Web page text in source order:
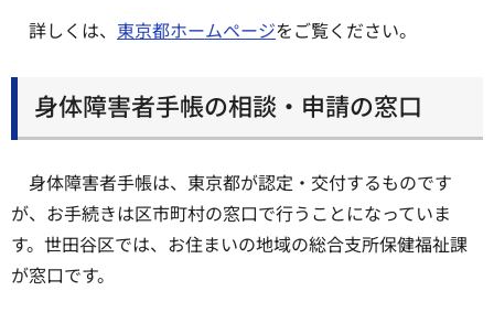
詳しくは、 東京都ホームページをご覧ください。
身体障害者手帳の相談・申請の窓口
身体障害者手帳は、東京都が認定・交付するものです
が、お手続きは区市町村の窓口で行うことになっていま
す。世田谷区では、お住まいの地域の総合支所保健福祉課
が窓口です。